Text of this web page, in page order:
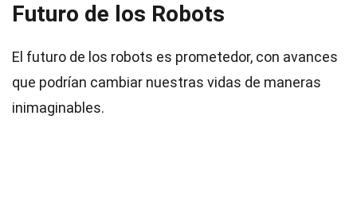
Futuro de los Robots
El futuro de los robots es prometedor, con avances
que podrían cambiar nuestras vidas de maneras
inimaginables.